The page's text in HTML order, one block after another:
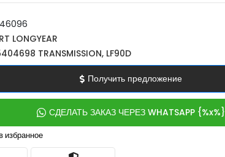
46096
LONGYEAR
TRANSMISSION, LF90D
Получить предложение
СДЕЛАТЬ ЗАКАЗ ЧЕРЕЗ WHATSAPP {%x%}
избранное